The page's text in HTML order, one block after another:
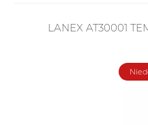
LANEX AT30001